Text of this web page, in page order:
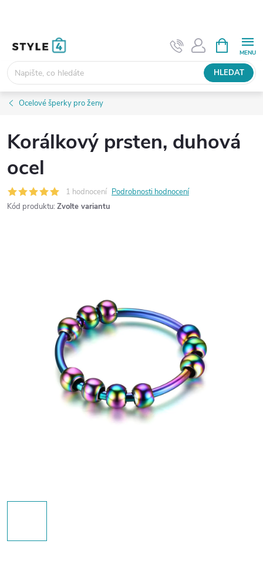
HLEDAT
NÁKUPNÍ
KOŠÍK
Ocelové šperky pro ženy
Korálkový prsten, duhová
ocel
1 hodnocení Podrobnosti hodnocení
Kód produktu: Zvolte variantu